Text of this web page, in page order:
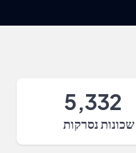
5,332
שכונות נסרקות